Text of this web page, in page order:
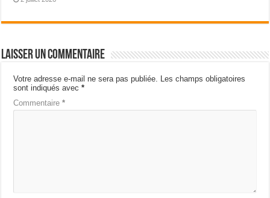
Laisser un commentaire
Votre adresse e-mail ne sera pas publiée. Les champs obligatoires
sont indiqués avec*
Commentaire*